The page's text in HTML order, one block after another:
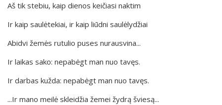
Aš tik stebiu, kaip dienos keičiasi naktim
Ir kaip saulėtekiai, ir kaip liūdni saulėlydžiai
Abidvi žemės rutulio puses nurausvina...
Ir laikas sako: nepabėgt man nuo tavęs.
Ir darbas kužda: nepabėgt man nuo tavęs.
...Ir mano meilė skleidžia žemei žydrą šviesą...